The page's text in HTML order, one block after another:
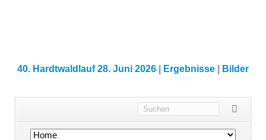
40. Hardtwaldlauf 28. Juni 2026 Ergebnisse Bilder
Navigation